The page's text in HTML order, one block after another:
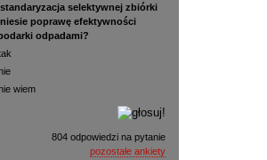
selektywnej zbiórki
poprawę efektywności
odpadami?
wiem
804 odpowiedzi na pytanie
pozostałe ankiety